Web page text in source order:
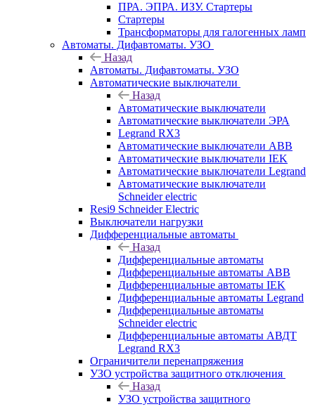
ПРА. ЭПРА. ИЗУ. Стартеры
Стартеры
Трансформаторы для галогенных ламп
Автоматы. Дифавтоматы. УЗО
Назад
Автоматы. Дифавтоматы. УЗО
Автоматические выключатели
Назад
Автоматические выключатели
Автоматические выключатели ЭРА
Legrand RX3
Автоматические выключатели ABB
Автоматические выключатели IEK
Автоматические выключатели Legrand
Автоматические выключатели
Schneider electric
Resi9 Schneider Electric
Выключатели нагрузки
Дифференциальные автоматы
Назад
Дифференциальные автоматы
Дифференциальные автоматы ABB
Дифференциальные автоматы IEK
Дифференциальные автоматы Legrand
Дифференциальные автоматы
Schneider electric
Дифференциальные автоматы АВДТ
Legrand RX3
Ограничители перенапряжения
УЗО устройства защитного отключения
Назад
УЗО устройства защитного